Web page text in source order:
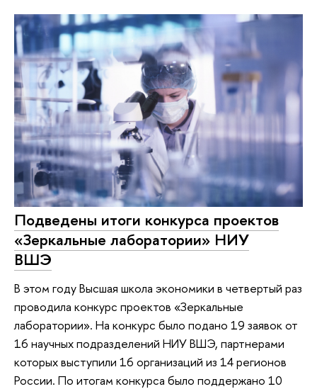
Подведены итоги конкурса проектов
«Зеркальные лаборатории» НИУ
ВШЭ
В этом году Высшая школа экономики в четвертый раз
проводила конкурс проектов «Зеркальные
лаборатории». На конкурс было подано 19 заявок от
16 научных подразделений НИУ ВШЭ, партнерами
которых выступили 16 организаций из 14 регионов
России. По итогам конкурса было поддержано 10